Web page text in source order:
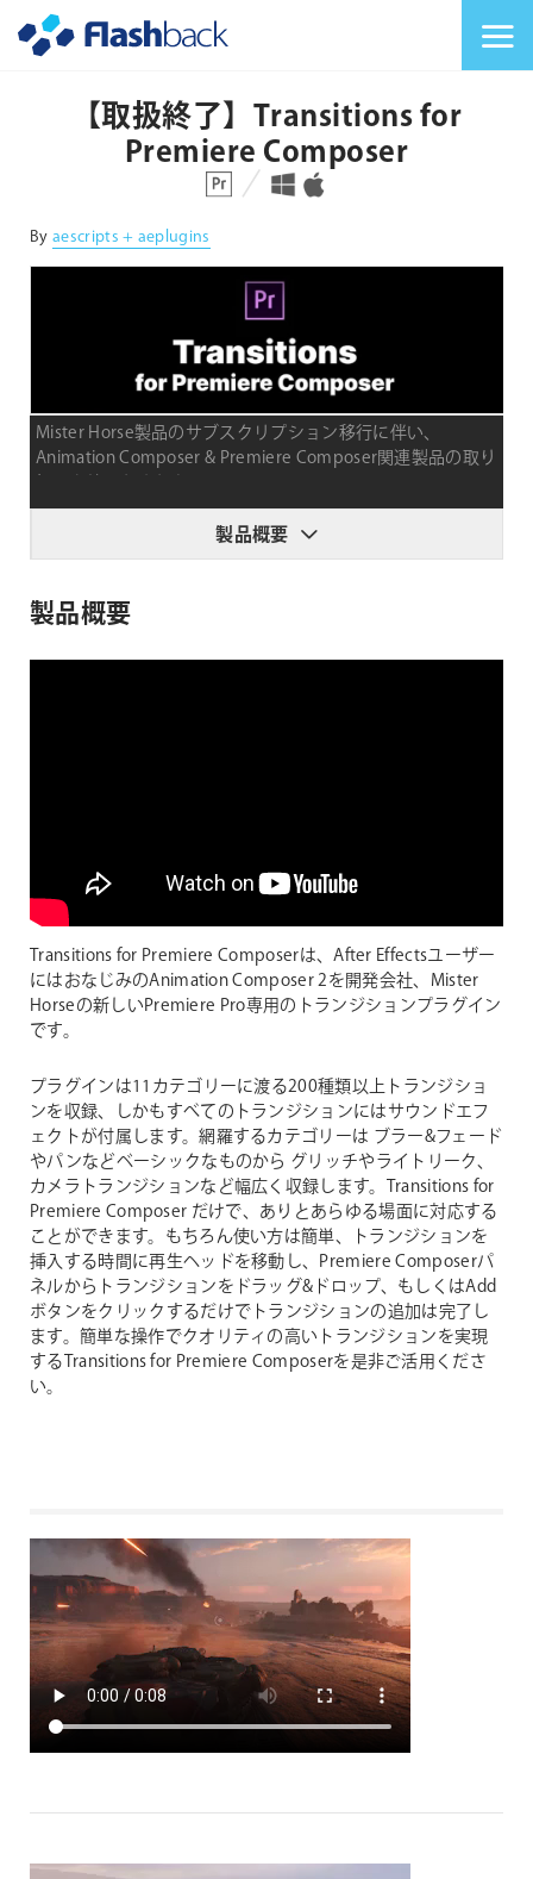
【取扱終了】Transitions for
Premiere Composer
対応プラットフォーム 対応OS
By aescripts + aeplugins
Mister Horse製品のサブスクリプション移行に伴い、
Animation Composer & Premiere Composer関連製品の取り
製品概要
製品概要
Transitions for Premiere Composerは、After Effectsユーザー
にはおなじみのAnimation Composer 2を開発会社、Mister
Horseの新しいPremiere Pro専用のトランジションプラグイン
です。
プラグインは11カテゴリーに渡る200種類以上トランジショ
ンを収録、しかもすべてのトランジションにはサウンドエフ
ェクトが付属します。網羅するカテゴリーは ブラー&フェード
やパンなどベーシックなものから グリッチやライトリーク、
カメラトランジションなど幅広く収録します。Transitions for
Premiere Composer だけで、ありとあらゆる場面に対応する
ことができます。もちろん使い方は簡単、トランジションを
挿入する時間に再生ヘッドを移動し、Premiere Composerパ
ネルからトランジションをドラッグ&ドロップ、もしくはAdd
ボタンをクリックするだけでトランジションの追加は完了し
ます。簡単な操作でクオリティの高いトランジションを実現
するTransitions for Premiere Composerを是非ご活用くださ
い。